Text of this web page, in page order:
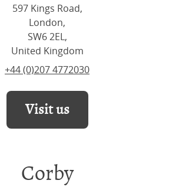
597 Kings Road,
London,
SW6 2EL,
United Kingdom
+44 (0)207 4772030
Visit us
Corby